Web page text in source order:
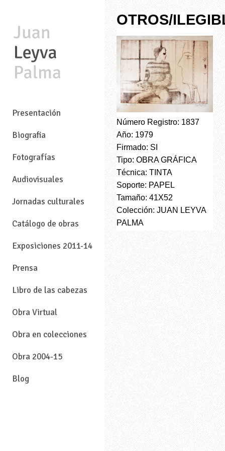
Presentación
Biografia
Fotografías
Audiovisuales
Jornadas culturales
Catálogo de obras
Exposiciones 2011-14
Prensa
Libro de las cabezas
Obra Virtual
Obra en colecciones
Obra 2004-15
Blog
OTROS/
Número Registro: 1837
Año: 1979
Firmado: SI
Tipo: OBRA GRÁFICA
Técnica: TINTA
Soporte: PAPEL
Tamaño: 41X52
Colección: JUAN LEYVA
PALMA